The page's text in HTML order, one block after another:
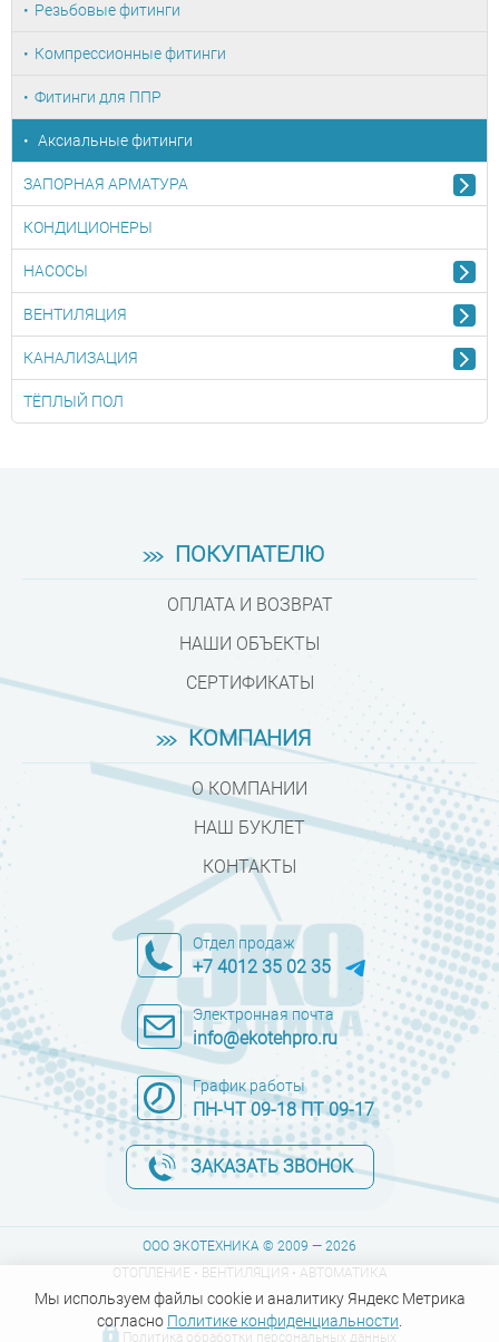
Резьбовые фитинги
Компрессионные фитинги
Фитинги для ППР
Аксиальные фитинги
ЗАПОРНАЯ АРМАТУРА
КОНДИЦИОНЕРЫ
НАСОСЫ
ВЕНТИЛЯЦИЯ
КАНАЛИЗАЦИЯ
ТЁПЛЫЙ ПОЛ
ПОКУПАТЕЛЮ
ОПЛАТА И ВОЗВРАТ
НАШИ ОБЪЕКТЫ
СЕРТИФИКАТЫ
КОМПАНИЯ
О КОМПАНИИ
НАШ БУКЛЕТ
КОНТАКТЫ
Отдел продаж
+7 4012 35 02 35
Электронная почта
info@ekotehpro.ru
График работы
ПН-ЧТ 09-18 ПТ 09-17
ЗАКАЗАТЬ ЗВОНОК
ООО ЭКОТЕХНИКА © 2009 — 2026
ОТОПЛЕНИЕ • ВЕНТИЛЯЦИЯ • АВТОМАТИКА
Политика обработки персональных данных
Мы используем файлы cookie и аналитику Яндекс Метрика
согласно Политике конфиденциальности